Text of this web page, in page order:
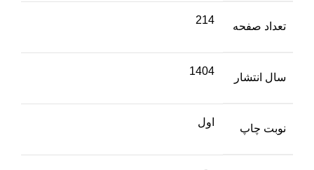
تعداد صفحه
214
سال انتشار
1404
نوبت چاپ
اول